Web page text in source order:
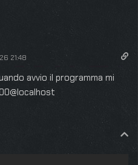
21:48
avvio il programma mi